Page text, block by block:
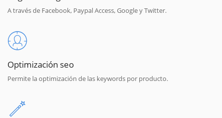
A través de Facebook, Paypal Access, Google y Twitter.
Optimización seo
Permite la optimización de las keywords por producto.